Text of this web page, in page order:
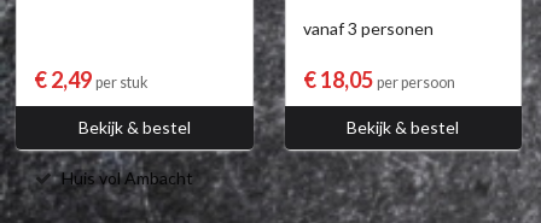
€ 2,49 per stuk
Bekijk & bestel
vanaf 3 personen
€ 18,05 per persoon
Bekijk & bestel
Huis vol Ambacht